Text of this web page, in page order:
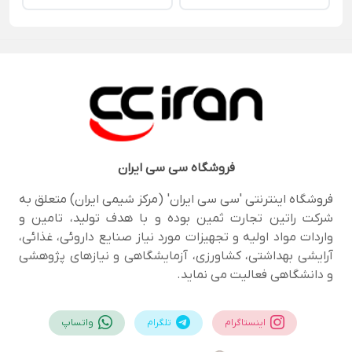
فروشگاهسی سی ایران
فروشگاه اینترنتی 'سی سی ایران' (مرکز شیمی ایران) متعلق به
شرکت راتین تجارت ثمین بوده و با هدف تولید، تامین و
واردات مواد اولیه و تجهیزات مورد نیاز صنایع داروئی، غذائی،
آرایشی بهداشتی، کشاورزی، آزمایشگاهی و نیازهای پژوهشی
و دانشگاهی فعالیت می نماید.
اینستاگرام تلگرام واتساپ